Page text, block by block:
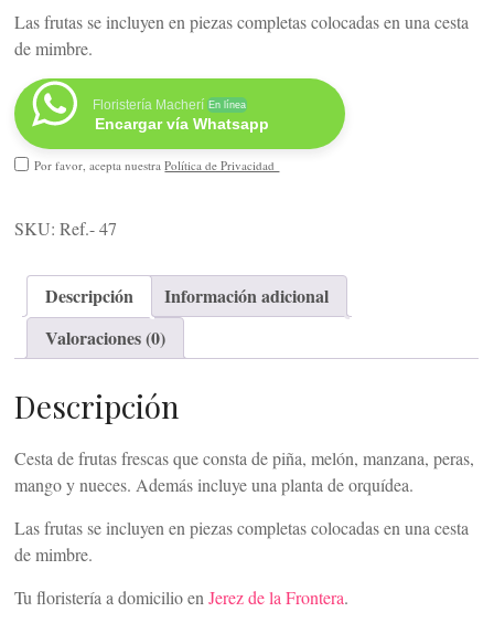
Las frutas se incluyen en piezas completas colocadas en una cesta
de mimbre.
Floristería Macherí En línea
Encargar vía Whatsapp
Por favor, acepta nuestraPolítica de Privacidad
SKU:Ref.- 47
Descripción
Información adicional
Valoraciones (0)
Descripción
Cesta de frutas frescas que consta de piña, melón, manzana, peras,
mango y nueces. Además incluye una planta de orquídea.
Las frutas se incluyen en piezas completas colocadas en una cesta
de mimbre.
Tu floristería a domicilio enJerez de la Frontera.